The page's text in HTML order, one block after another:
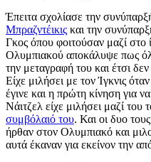
Έπειτα σχολίασε την
Μπραζντέικις και την
Γκος όπου φοιτούσαν μαζί στο
Ολυμπιακού αποκάλυψε πως
την μεταγραφή του και έτσι
Είχε μιλήσει με τον Ίγκνις όταν
έγινε και η πρώτη κίνηση για
Νάιτζελ είχε μιλήσει μαζί του
συμβόλαιό του. Και οι δυο
ήρθαν στον Ολυμπιακό και
αυτά έκαναν για εκείνον την